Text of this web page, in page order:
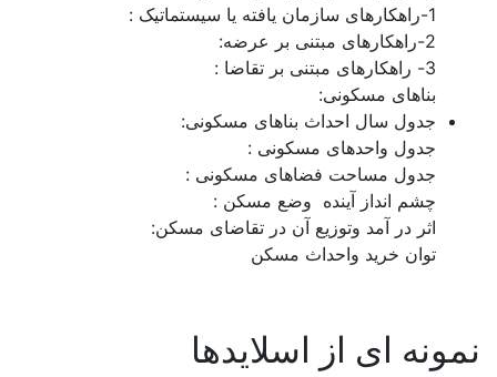
1-راهکارهای سازمان یافته یا سیستماتیک :
2-راهکارهای مبتنی بر عرضه:
3- راهکارهای مبتنی بر تقاضا :
بناهای مسکونی:
جدول سال احداث بناهای مسکونی:
جدول واحدهای مسکونی :
جدول مساحت فضاهای مسکونی :
چشم انداز آینده وضع مسکن :
اثر در آمد وتوزیع آن در تقاضای مسکن:
توان خرید واحداث مسکن
نمونه ای از اسلایدها